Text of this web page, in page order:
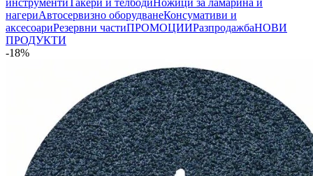
инструментиТакери и телбодиНожици за ламарина и
нагериАвтосервизно оборудванеКонсумативи и
аксесоариРезервни частиПРОМОЦИИРазпродажбаНОВИ
ПРОДУКТИ
-18%